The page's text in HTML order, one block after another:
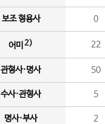
보조 형용사 0
어미 2) 22
관형사·명사 50
수사·관형사 5
명사·부사 2